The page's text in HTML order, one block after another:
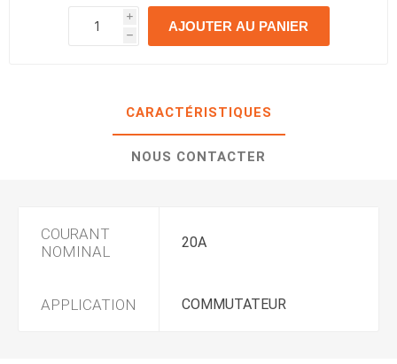
i
h
h
AJOUTER AU PANIER
CARACTÉRISTIQUES
NOUS CONTACTER
COURANT
NOMINAL
20A
APPLICATION COMMUTATEUR